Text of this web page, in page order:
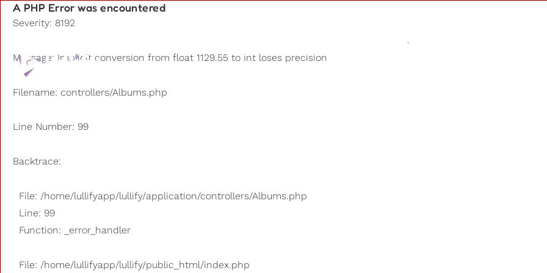
A PHP Error was encountered
Severity: 8192
Message: Implicit conversion from float 1129.55 to int loses precision
Filename: controllers/Albums.php
Line Number: 99
Backtrace:
File: /home/lullifyapp/lullify/application/controllers/Albums.php
Line: 99
Function: _error_handler
File: /home/lullifyapp/lullify/public_html/index.php
Playlists